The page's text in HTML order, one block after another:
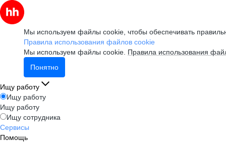
Мы используем файлы cookie, чтобы обеспечивать
Правила использования файлов cookie
Мы используем файлы cookie. Правила использования
Понятно
Ищу работу
Ищу работу
Ищу работу
Ищу сотрудника
Сервисы
Помощь